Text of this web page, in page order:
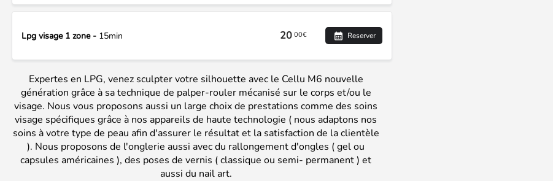
Lpg visage 1 zone - 15min 20 00€ Reserver
Expertes en LPG, venez sculpter votre silhouette avec le Cellu M6 nouvelle
génération grâce à sa technique de palper-rouler mécanisé sur le corps et/ou le
visage. Nous vous proposons aussi un large choix de prestations comme des soins
visage spécifiques grâce à nos appareils de haute technologie ( nous adaptons nos
soins à votre type de peau afin d'assurer le résultat et la satisfaction de la clientèle
). Nous proposons de l'onglerie aussi avec du rallongement d'ongles ( gel ou
capsules américaines ), des poses de vernis ( classique ou semi- permanent ) et
aussi du nail art.